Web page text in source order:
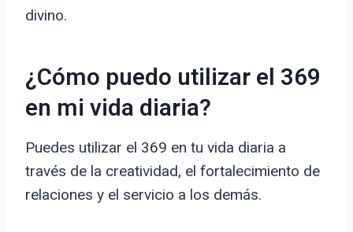
divino.
¿Cómo puedo utilizar el 369
en mi vida diaria?
Puedes utilizar el 369 en tu vida diaria a
través de la creatividad, el fortalecimiento de
relaciones y el servicio a los demás.